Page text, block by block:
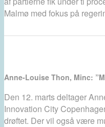
Malmø med fokus på
Anne-Louise Thon, Minc:
Den 12. marts deltager
Innovation City
drøftet. Der vil også være